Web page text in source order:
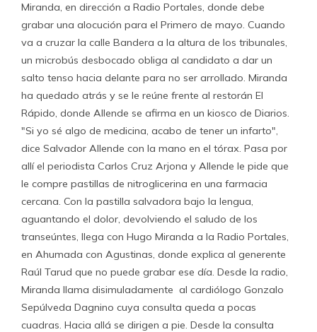
Miranda, en dirección a Radio Portales, donde debe
grabar una alocución para el Primero de mayo. Cuando
va a cruzar la calle Bandera a la altura de los tribunales,
un microbús desbocado obliga al candidato a dar un
salto tenso hacia delante para no ser arrollado. Miranda
ha quedado atrás y se le reúne frente al restorán El
Rápido, donde Allende se afirma en un kiosco de Diarios.
"Si yo sé algo de medicina, acabo de tener un infarto",
dice Salvador Allende con la mano en el tórax. Pasa por
allí el periodista Carlos Cruz Arjona y Allende le pide que
le compre pastillas de nitroglicerina en una farmacia
cercana. Con la pastilla salvadora bajo la lengua,
aguantando el dolor, devolviendo el saludo de los
transeúntes, llega con Hugo Miranda a la Radio Portales,
en Ahumada con Agustinas, donde explica al generente
Raúl Tarud que no puede grabar ese día. Desde la radio,
Miranda llama disimuladamente al cardiólogo Gonzalo
Sepúlveda Dagnino cuya consulta queda a pocas
cuadras. Hacia allá se dirigen a pie. Desde la consulta